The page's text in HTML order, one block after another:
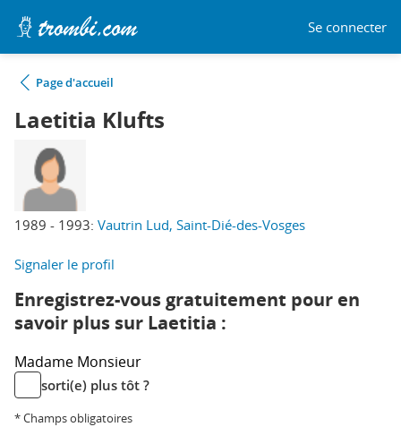
Se connecter
Page d'accueil
Laetitia Klufts
1989 - 1993: Vautrin Lud, Saint-Dié-des-Vosges
Signaler le profil
Enregistrez-vous gratuitement pour en
savoir plus sur Laetitia :
Madame Monsieur
sorti(e) plus tôt ?
* Champs obligatoires